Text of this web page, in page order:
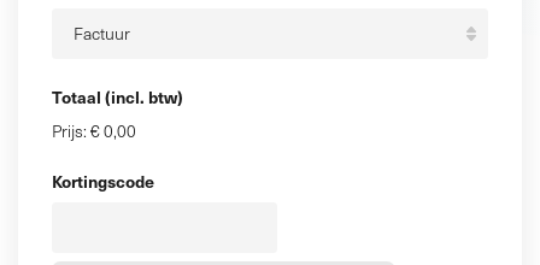
Totaal (incl. btw)
Prijs: € 0,00
Kortingscode